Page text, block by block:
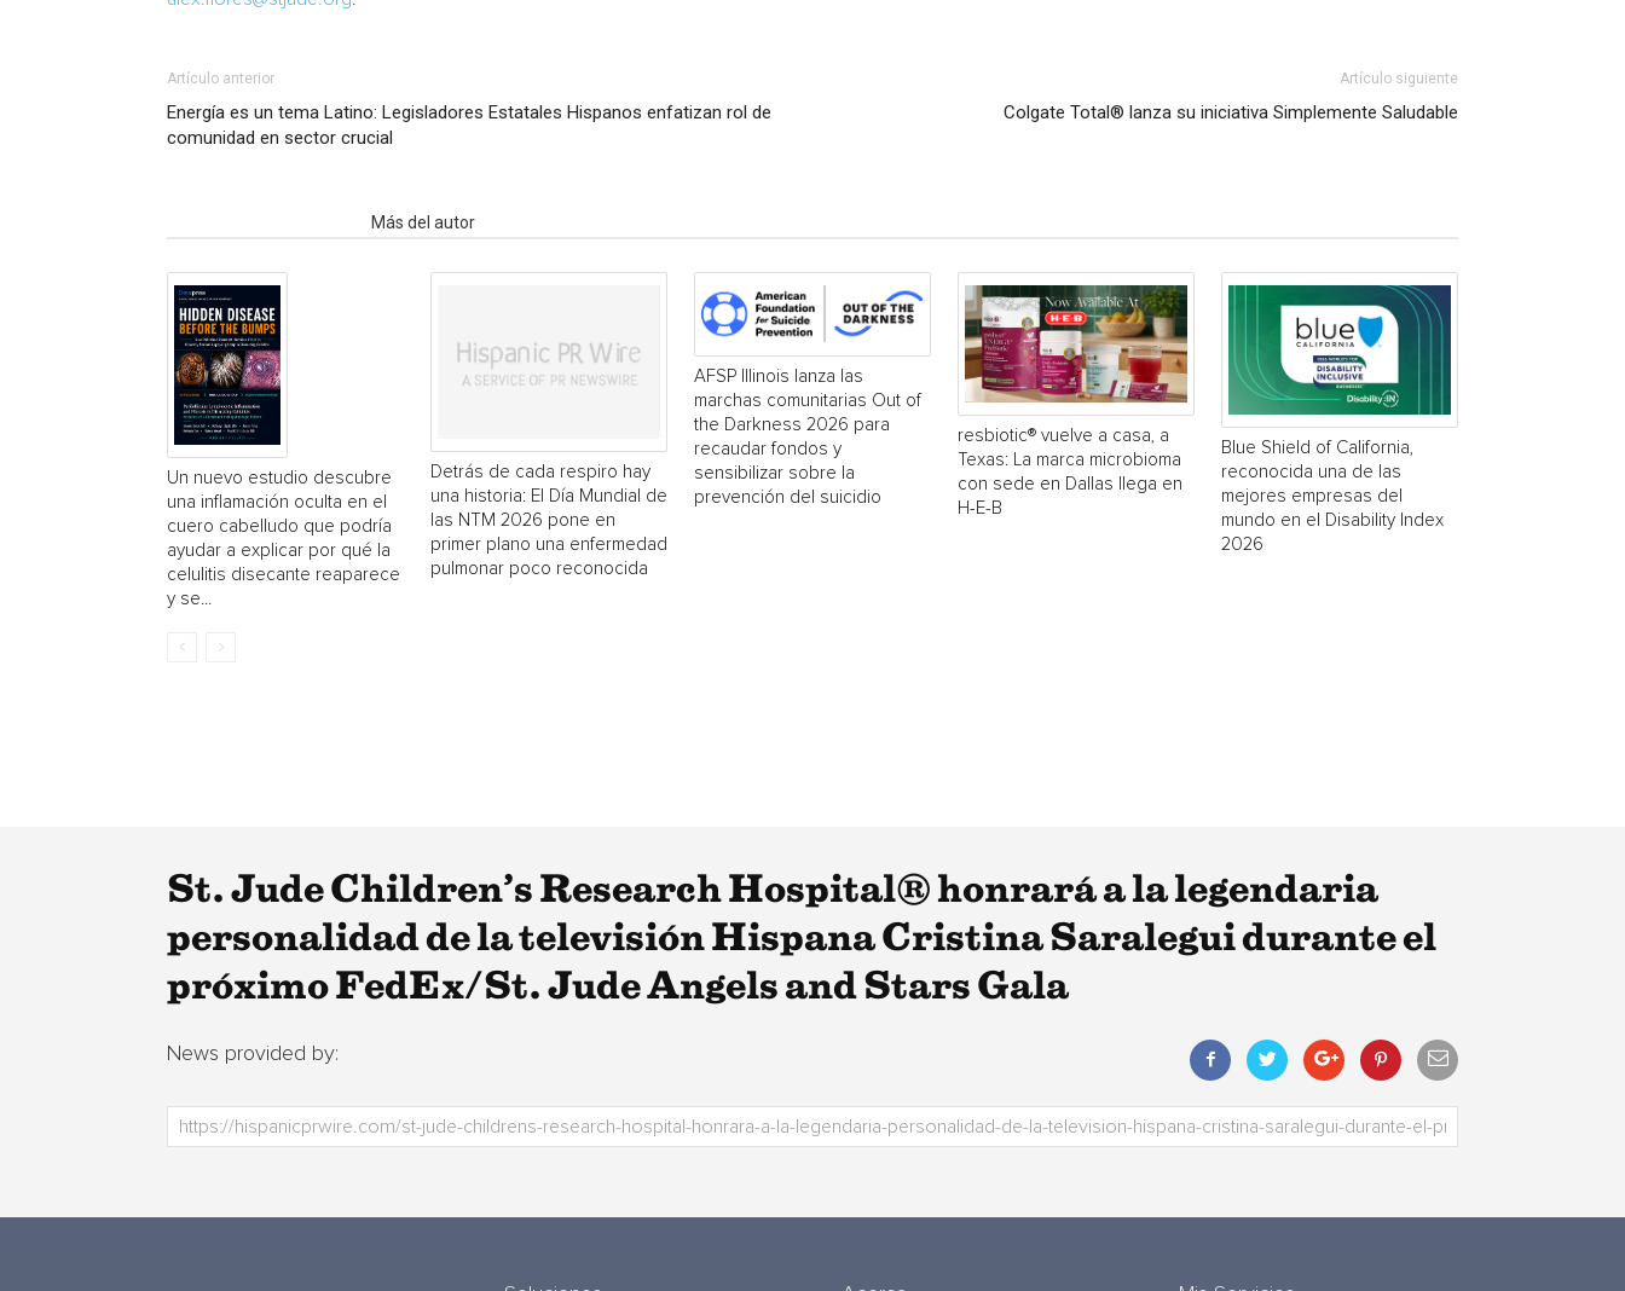
Artículo anterior
Energía es un tema Latino: Legisladores Estatales Hispanos enfatizan rol de
comunidad en sector crucial
Artículo siguiente
Colgate Total® lanza su iniciativa Simplemente Saludable
Más del autor
Un nuevo estudio descubre
una inflamación oculta en el
cuero cabelludo que podría
ayudar a explicar por qué la
celulitis disecante reaparece
y se...
Detrás de cada respiro hay
una historia: El Día Mundial de
las NTM 2026 pone en
primer plano una enfermedad
pulmonar poco reconocida
AFSP Illinois lanza las
marchas comunitarias Out of
the Darkness 2026 para
recaudar fondos y
sensibilizar sobre la
prevención del suicidio
resbiotic® vuelve a casa, a
Texas: La marca microbioma
con sede en Dallas llega en
H-E-B
Blue Shield of California,
reconocida una de las
mejores empresas del
mundo en el Disability Index
2026
St. Jude Children’s Research Hospital® honrará a la legendaria
personalidad de la televisión Hispana Cristina Saralegui durante el
próximo FedEx/St. Jude Angels and Stars Gala
News provided by: